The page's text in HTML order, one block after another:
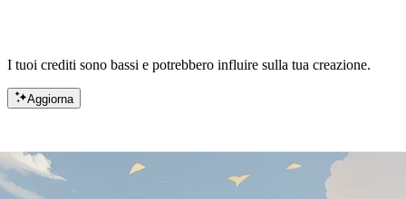
I tuoi crediti sono bassi e potrebbero influire sulla tua creazione.
Aggiorna